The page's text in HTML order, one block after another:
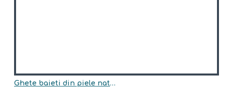
Ghete baieti din piele naturala model ADRIAN